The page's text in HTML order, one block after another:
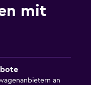
mit
an